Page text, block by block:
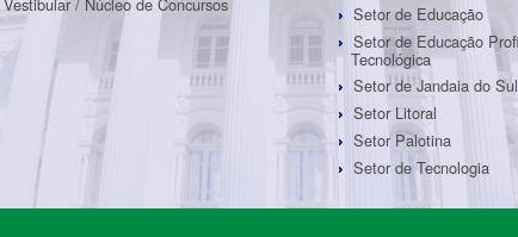
Setor de Educação
Setor de Educação
Tecnológica
Setor de Jandaia do Sul
Setor Litoral
Setor Palotina
Setor de Tecnologia